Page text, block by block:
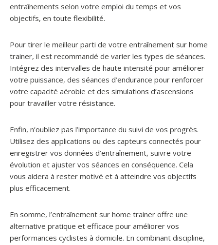
entraînements selon votre emploi du temps et vos
objectifs, en toute flexibilité.
Pour tirer le meilleur parti de votre entraînement sur home
trainer, il est recommandé de varier les types de séances.
Intégrez des intervalles de haute intensité pour améliorer
votre puissance, des séances d’endurance pour renforcer
votre capacité aérobie et des simulations d’ascensions
pour travailler votre résistance.
Enfin, n’oubliez pas l’importance du suivi de vos progrès.
Utilisez des applications ou des capteurs connectés pour
enregistrer vos données d’entraînement, suivre votre
évolution et ajuster vos séances en conséquence. Cela
vous aidera à rester motivé et à atteindre vos objectifs
plus efficacement.
En somme, l’entraînement sur home trainer offre une
alternative pratique et efficace pour améliorer vos
performances cyclistes à domicile. En combinant discipline,